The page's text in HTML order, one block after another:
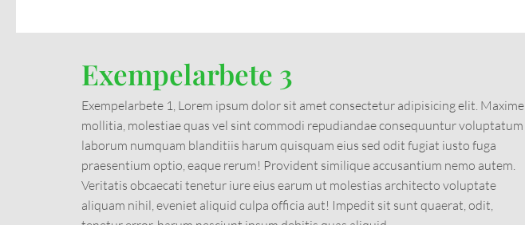
Exempelarbete 3
Exempelarbete 1, Lorem ipsum dolor sit amet consectetur adipisicing elit. Maxime
mollitia, molestiae quas vel sint commodi repudiandae consequuntur voluptatum
laborum numquam blanditiis harum quisquam eius sed odit fugiat iusto fuga
praesentium optio, eaque rerum! Provident similique accusantium nemo autem.
Veritatis obcaecati tenetur iure eius earum ut molestias architecto voluptate
aliquam nihil, eveniet aliquid culpa officia aut! Impedit sit sunt quaerat, odit,